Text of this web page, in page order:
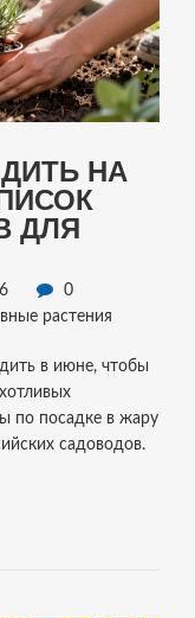
НА
ДЛЯ
0
растения
в июне, чтобы
по посадке в жару
садоводов.